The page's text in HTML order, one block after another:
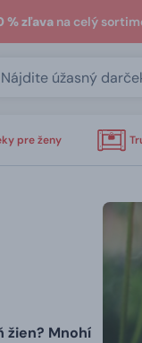
% zľavana celý
pre ženy
žien? Mnohí